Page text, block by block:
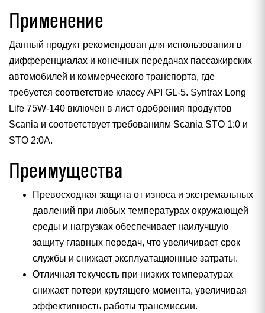
Применение
Данный продукт рекомендован для использования в
дифференциалах и конечных передачах пассажирских
автомобилей и коммерческого транспорта, где
требуется соответствие классу API GL-5. Syntrax Long
Life 75W-140 включен в лист одобрения продуктов
Scania и соответствует требованиям Scania STO 1:0 и
STO 2:0A.
Преимущества
Превосходная защита от износа и экстремальных
давлений при любых температурах окружающей
среды и нагрузках обеспечивает наилучшую
защиту главных передач, что увеличивает срок
службы и снижает эксплуатационные затраты.
Отличная текучесть при низких температурах
снижает потери крутящего момента, увеличивая
эффективность работы трансмиссии.